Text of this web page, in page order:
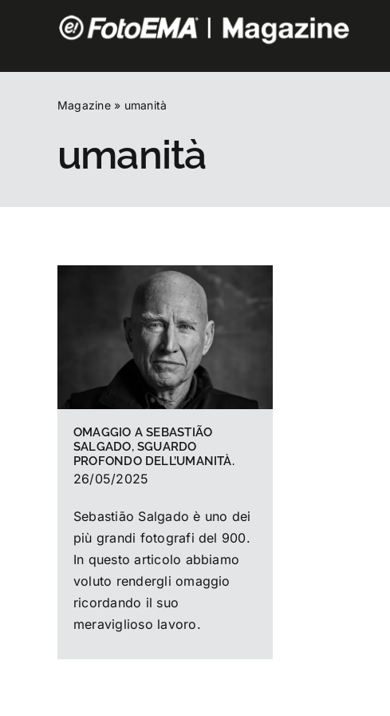
Magazine» umanità
umanità
OMAGGIO A SEBASTIÃO
SALGADO, SGUARDO
PROFONDO DELL’UMANITÀ.
26/05/2025
Sebastião Salgado è uno dei
più grandi fotografi del 900.
In questo articolo abbiamo
voluto rendergli omaggio
ricordando il suo
meraviglioso lavoro.